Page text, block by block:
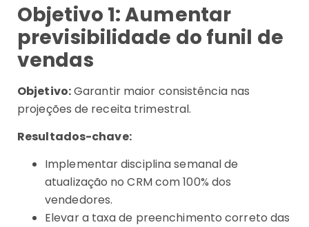
Objetivo 1: Aumentar
previsibilidade do funil de
vendas
Objetivo:Garantir maior consistência nas
projeções de receita trimestral.
Resultados-chave:
Implementar disciplina semanal de
atualização no CRM com 100% dos
vendedores.
Elevar a taxa de preenchimento correto das